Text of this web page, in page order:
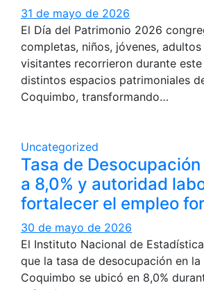
31 de mayo de 2026
El Día del Patrimonio 2026
completas, niños, jóvenes,
visitantes recorrieron durante
distintos espacios patrimoniales
Coquimbo, transformando…
Uncategorized
Tasa de
a 8,0% y autoridad
fortalecer el empleo
30 de mayo de 2026
El Instituto Nacional de
que la tasa de desocupación en la
Coquimbo se ubicó en 8,0%